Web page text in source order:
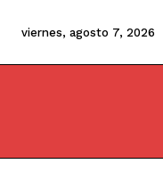
viernes, agosto 7, 2026